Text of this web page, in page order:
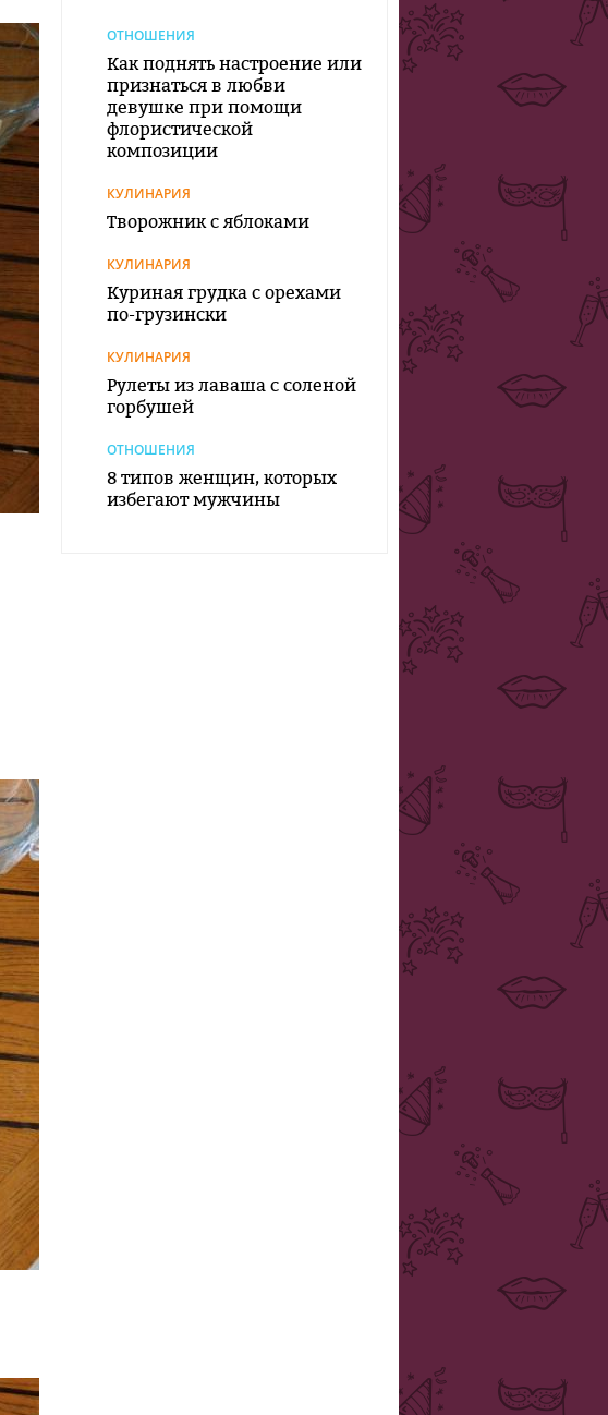
ОТНОШЕНИЯ
Как поднять настроение или
признаться в любви
девушке при помощи
флористической
композиции
КУЛИНАРИЯ
Творожник с яблоками
КУЛИНАРИЯ
Куриная грудка с орехами
по-грузински
КУЛИНАРИЯ
Рулеты из лаваша с соленой
горбушей
ОТНОШЕНИЯ
8 типов женщин, которых
избегают мужчины